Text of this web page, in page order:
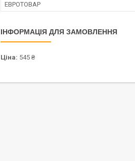
ЕВРОТОВАР
ІНФОРМАЦІЯ ДЛЯ ЗАМОВЛЕННЯ
Ціна: 545 ₴